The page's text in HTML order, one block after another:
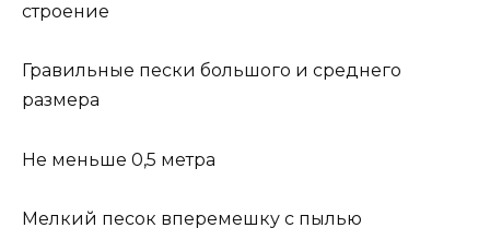
строение
Гравильные пески большого и среднего
размера
Не меньше 0,5 метра
Мелкий песок вперемешку с пылью